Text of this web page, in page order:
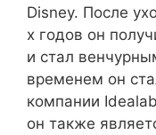
Disney. После
х годов он
и стал
временем он
компании
он также